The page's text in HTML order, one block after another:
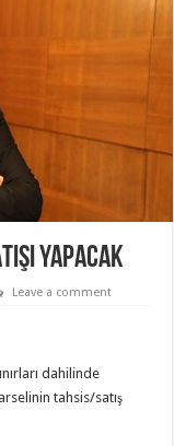
YAPACAK
Leave a comment
dahilinde
tahsis/satış